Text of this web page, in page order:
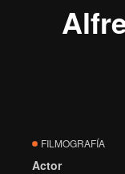
FILMOGRAFÍA
Actor